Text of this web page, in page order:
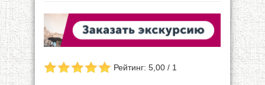
Рейтинг: 5,00 / 1